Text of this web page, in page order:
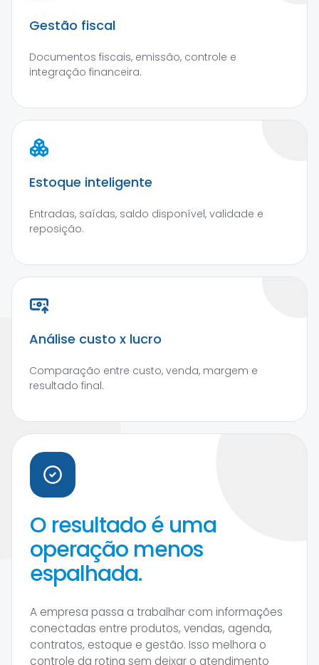
Gestão fiscal
Documentos fiscais, emissão, controle e
integração financeira.
Estoque inteligente
Entradas, saídas, saldo disponível, validade e
reposição.
Análise custo x lucro
Comparação entre custo, venda, margem e
resultado final.
O resultado é uma
operação menos
espalhada.
A empresa passa a trabalhar com informações
conectadas entre produtos, vendas, agenda,
contratos, estoque e gestão. Isso melhora o
controle da rotina sem deixar o atendimento